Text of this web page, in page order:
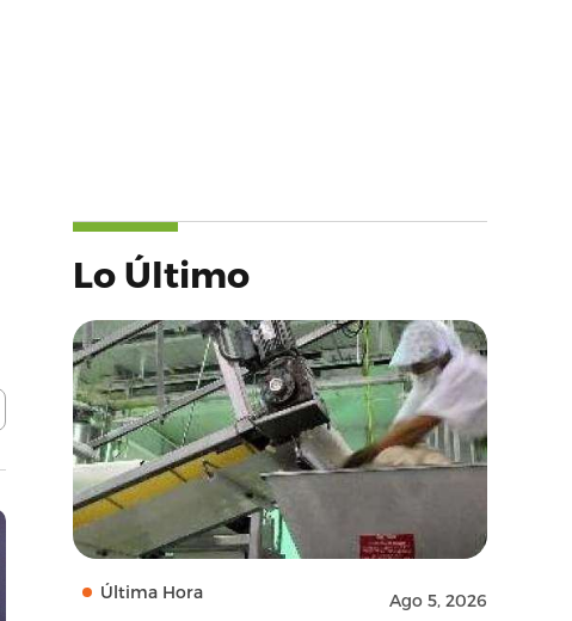
Lo Último
Última Hora Ago 5, 2026